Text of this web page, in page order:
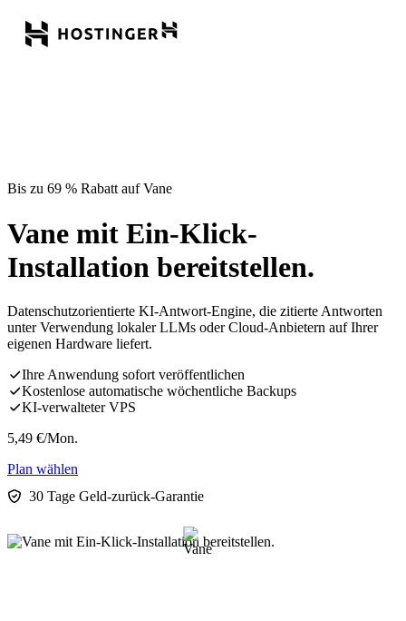
Bis zu 69 % Rabatt auf Vane
Vane mit Ein-Klick-
Installation bereitstellen.
Datenschutzorientierte KI-Antwort-Engine, die zitierte Antworten
unter Verwendung lokaler LLMs oder Cloud-Anbietern auf Ihrer
eigenen Hardware liefert.
Ihre Anwendung sofort veröffentlichen
Kostenlose automatische wöchentliche Backups
KI-verwalteter VPS
5,49 €/Mon.
Plan wählen
30 Tage Geld-zurück-Garantie